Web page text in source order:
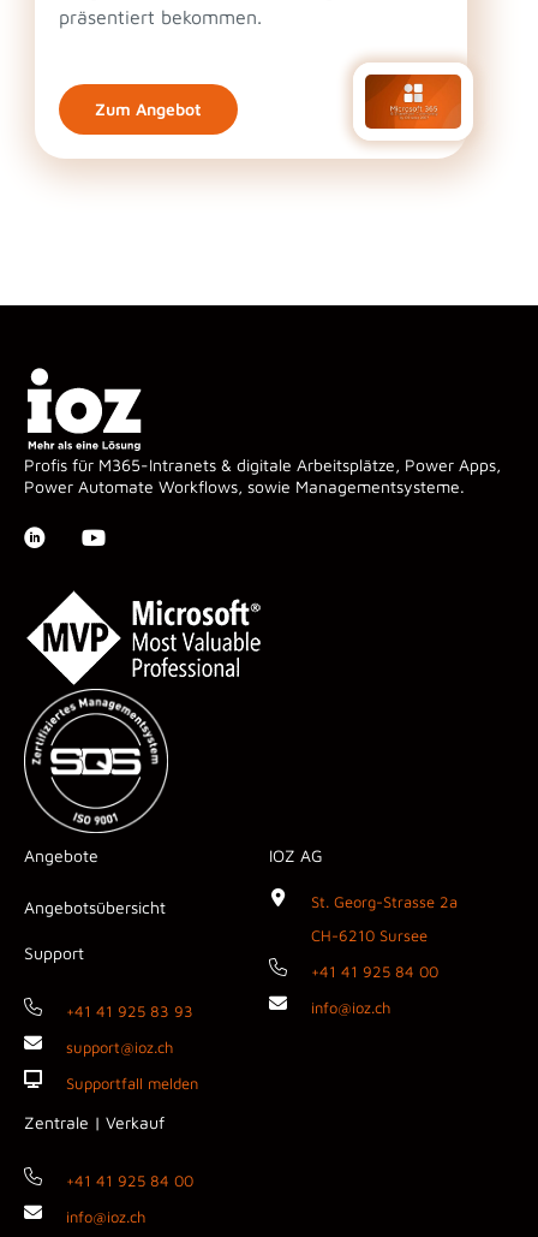
präsentiert bekommen.
Zum Angebot
Profis für M365-Intranets & digitale Arbeitsplätze, Power Apps,
Power Automate Workflows, sowie Managementsysteme.
Angebote
Angebotsübersicht
Support
+41 41 925 83 93
support@ioz.ch
Supportfall melden
Zentrale | Verkauf
+41 41 925 84 00
info@ioz.ch
IOZ AG
St. Georg-Strasse 2a
CH-6210 Sursee
+41 41 925 84 00
info@ioz.ch